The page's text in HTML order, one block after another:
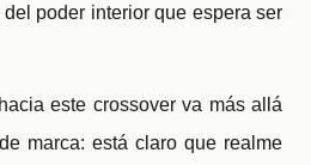
poder interior que espera ser
este crossover va más allá
marca: está claro que realme